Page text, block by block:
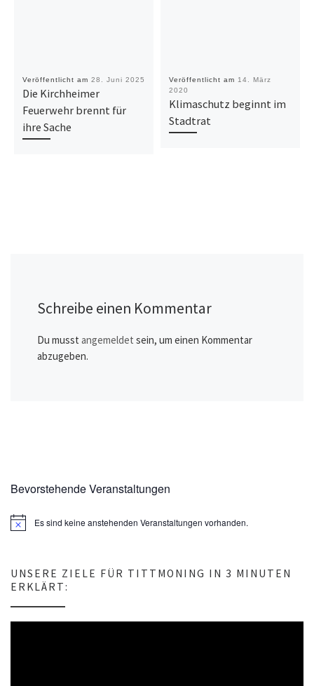
Veröffentlicht am 28. Juni 2025
Die Kirchheimer
Feuerwehr brennt für
ihre Sache
Veröffentlicht am 14. März
2020
Klimaschutz beginnt im
Stadtrat
Schreibe einen Kommentar
Du musst angemeldet sein, um einen Kommentar
abzugeben.
Bevorstehende Veranstaltungen
H
e
i
s
Es sind keine anstehenden Veranstaltungen vorhanden.
UNSERE ZIELE FÜR TITTMONING IN 3 MINUTEN
ERKLÄRT: